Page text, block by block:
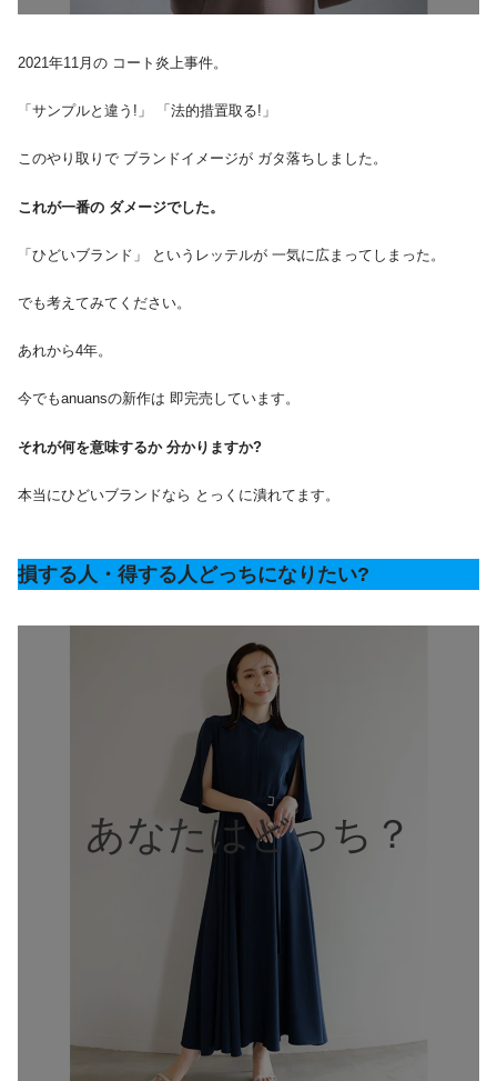
2021年11月の コート炎上事件。
「サンプルと違う!」 「法的措置取る!」
このやり取りで ブランドイメージが ガタ落ちしました。
これが一番の ダメージでした。
「ひどいブランド」 というレッテルが 一気に広まってしまった。
でも考えてみてください。
あれから4年。
今でもanuansの新作は 即完売しています。
それが何を意味するか 分かりますか?
本当にひどいブランドなら とっくに潰れてます。
損する人・得する人どっちになりたい?
あなたはどっち？